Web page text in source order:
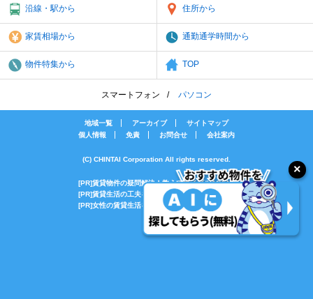
沿線・駅から 住所から
家賃相場から 通勤通学時間から
物件特集から TOP
スマートフォン パソコン
地域一覧 アーカイブ
サイトマップ
個人情報
免責 お問合せ 会社案内
(C) CHINTAI Corporation All rights reserved.
[PR]賃貸物件の疑問解決！教えてエイブルAGENT
[PR]賃貸生活の工夫を紹介！CHINTAI情報局
[PR]女性の賃貸生活を応援！Woman.CHINTAI